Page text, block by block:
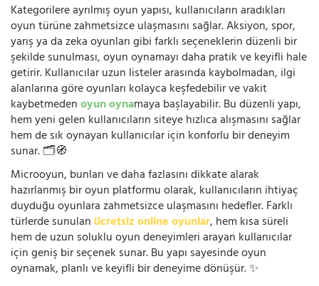
Kategorilere ayrılmış oyun yapısı, kullanıcıların aradıkları
oyun türüne zahmetsizce ulaşmasını sağlar. Aksiyon, spor,
yarış ya da zeka oyunları gibi farklı seçeneklerin düzenli bir
şekilde sunulması, oyun oynamayı daha pratik ve keyifli hale
getirir. Kullanıcılar uzun listeler arasında kaybolmadan, ilgi
alanlarına göre oyunları kolayca keşfedebilir ve vakit
kaybetmedenoyun oynamaya başlayabilir. Bu düzenli yapı,
hem yeni gelen kullanıcıların siteye hızlıca alışmasını sağlar
hem de sık oynayan kullanıcılar için konforlu bir deneyim
sunar. 🗂️🧭
Microoyun, bunları ve daha fazlasını dikkate alarak
hazırlanmış bir oyun platformu olarak, kullanıcıların ihtiyaç
duyduğu oyunlara zahmetsizce ulaşmasını hedefler. Farklı
türlerde sunulan ücretsiz online oyunlar, hem kısa süreli
hem de uzun soluklu oyun deneyimleri arayan kullanıcılar
için geniş bir seçenek sunar. Bu yapı sayesinde oyun
oynamak, planlı ve keyifli bir deneyime dönüşür. ✨